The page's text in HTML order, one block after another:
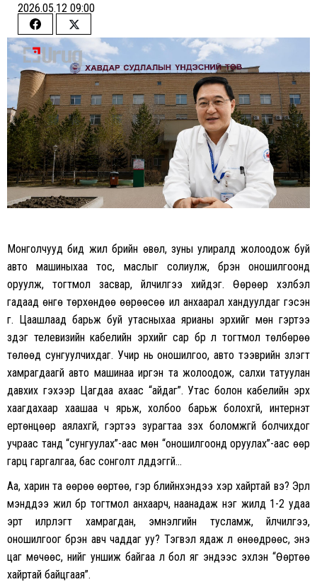
2026.05.12 09:00
Share
on
Facebook
Share
on
Twitter
Монголчууд бид жил бүрийн өвөл, зуны улиралд жолоодож буй
авто машиныхаа тос, маслыг солиулж, бүрэн оношилгоонд
оруулж, тогтмол засвар, үйлчилгээ хийдэг. Өөрөөр хэлбэл
гадаад өнгө төрхөндөө өөрөөсөө илүү анхаарал хандуулдаг гэсэн
үг. Цаашлаад барьж буй утасныхаа ярианы эрхийг мөн гэртээ
үздэг телевизийн кабелийн эрхийг сар бүр л тогтмол төлбөрөө
төлөөд сунгуулчихдаг. Учир нь оношилгоо, авто тээврийн үзлэгт
хамрагдаагүй авто машинаа иргэн та жолоодож, салхи татуулан
давхих гэхээр Цагдаа ахаас “айдаг”. Утас болон кабелийн эрх
хаагдахаар хаашаа ч ярьж, холбоо барьж болохгүй, интернэт
ертөнцөөр аялахгүй, гэртээ зурагтаа үзэх боломжгүй болчихдог
учраас танд “сунгуулах”-аас мөн “оношилгоонд оруулах”-аас өөр
гарц гаргалгаа, бас сонголт үлддэггүй…
Аа, харин та өөрөө өөртөө, гэр бүлийнхэндээ хэр хайртай вэ? Эрүүл
мэнддээ жил бүр тогтмол анхаарч, наанадаж нэг жилд 1-2 удаа
эрт илрүүлэгт хамрагдан, эмнэлгийн тусламж, үйлчилгээ,
оношилгоог бүрэн авч чаддаг уу? Тэгвэл ядаж л өнөөдрөөс, энэ
цаг мөчөөс, үүнийг уншиж байгаа л бол яг эндээс эхлэн “Өөртөө
хайртай байцгаая”.